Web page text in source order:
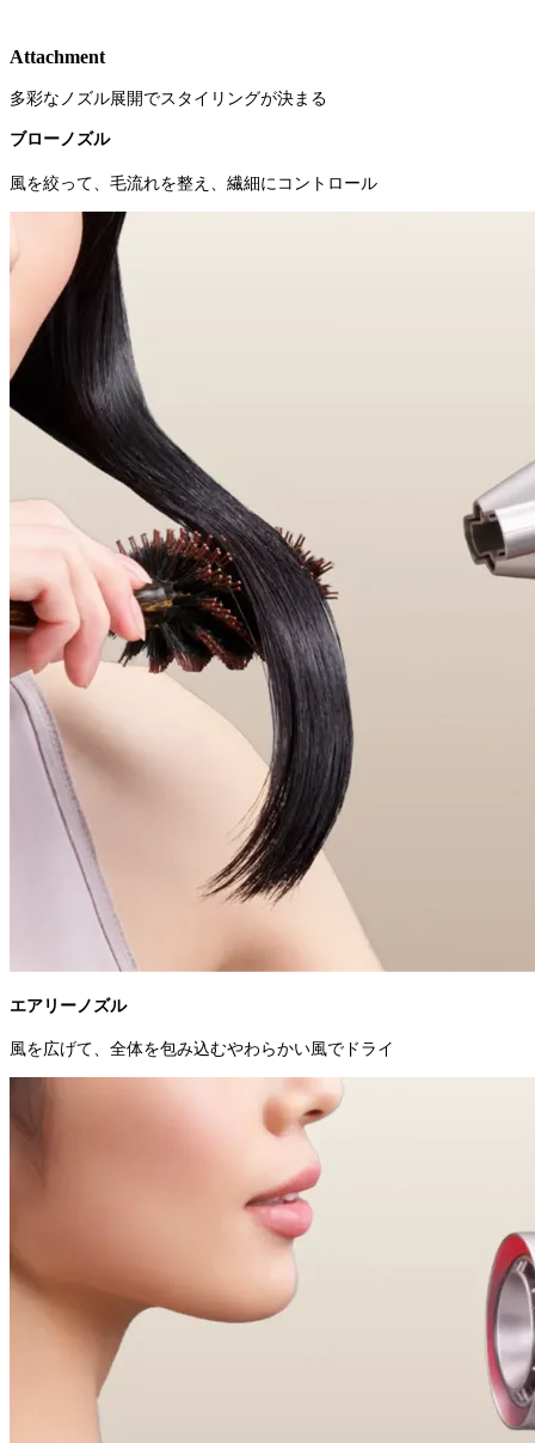
Attachment
多彩なノズル展開でスタイリングが決まる
ブローノズル
風を絞って、毛流れを整え、繊細にコントロール
エアリーノズル
風を広げて、全体を包み込むやわらかい風でドライ